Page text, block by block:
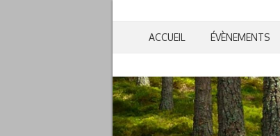
ACCUEIL ÉVÈNEMENTS